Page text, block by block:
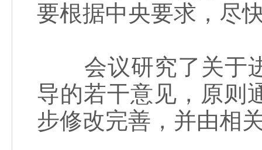
要根据中央要求，尽
会议研究了关于进
导的若干意见，原则
步修改完善，并由相